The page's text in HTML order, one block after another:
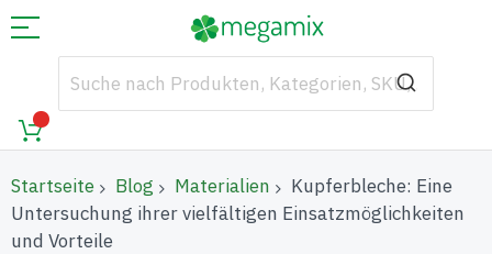
Startseite Blog Materialien
Kupferbleche: Eine
Untersuchung ihrer vielfältigen Einsatzmöglichkeiten
und Vorteile